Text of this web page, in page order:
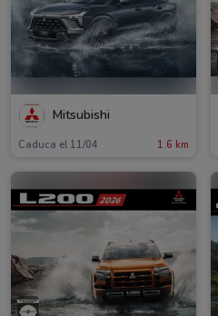
Mitsubishi
Caduca el 11/04 1.6 km